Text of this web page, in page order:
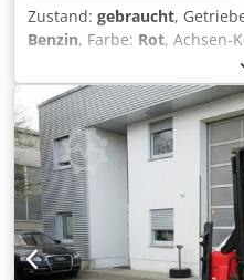
Zustand: gebraucht,
Benzin, Farbe: Rot, Achsen-
,
Sonstige, Baujahr:2020,
Fahrerkabine:Sonstige,
Allradantrieb, Allrad, inkl.